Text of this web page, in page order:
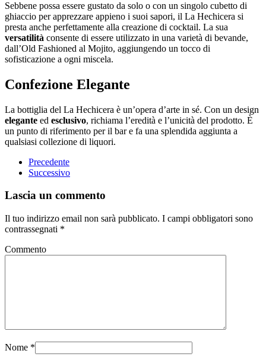
Sebbene possa essere gustato da solo o con un singolo cubetto di
ghiaccio per apprezzare appieno i suoi sapori, il La Hechicera si
presta anche perfettamente alla creazione di cocktail. La sua
versatilità consente di essere utilizzato in una varietà di bevande,
dall’Old Fashioned al Mojito, aggiungendo un tocco di
sofisticazione a ogni miscela.
Confezione Elegante
La bottiglia del La Hechicera è un’opera d’arte in sé. Con un design
elegante ed esclusivo, richiama l’eredità e l’unicità del prodotto. È
un punto di riferimento per il bar e fa una splendida aggiunta a
qualsiasi collezione di liquori.
Precedente
Successivo
Lascia un commento
Il tuo indirizzo email non sarà pubblicato. I campi obbligatori sono
contrassegnati *
Commento
Nome *